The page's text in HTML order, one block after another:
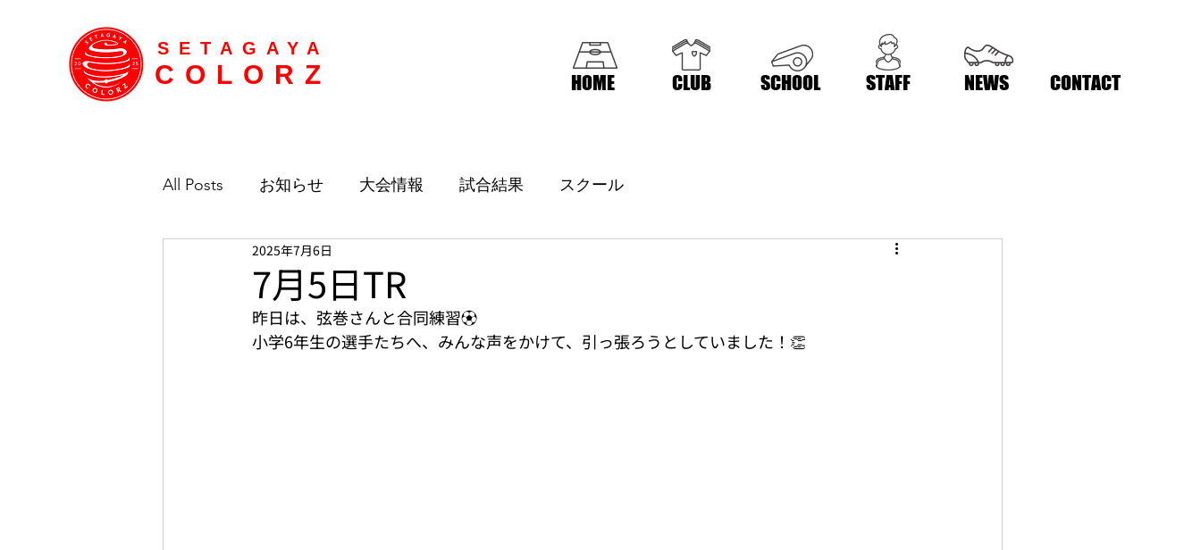
SETAGAYA
COLORZ HOME CLUB SCHOOL STAFF NEWS CONTACT
All Posts お知らせ 大会情報 試合結果 スクール
7月5日TR
2025年7月6日
昨日は、弦巻さんと合同練習⚽️
小学6年生の選手たちへ、みんな声をかけて、引っ張ろうとしていました！👏